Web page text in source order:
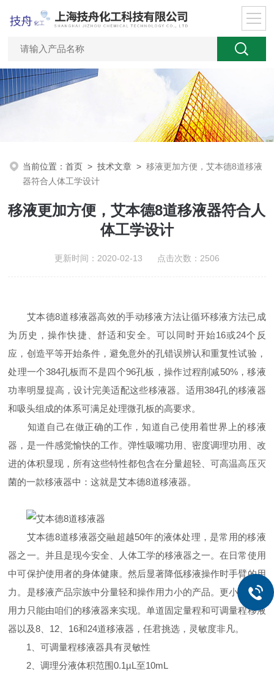
当前位置：首页 >技术文章 >移液更加方便，艾本德8道移液
器符合人体工学设计
移液更加方便，艾本德8道移液器符合人
体工学设计
更新时间：2020-02-13 点击次数：2506
艾本德8道移液器高效的手动移液方法让循环移液方法已成
为历史，操作快捷、舒适和安全。可以同时开始16或24个反
应，创造平等开始条件，避免意外的孔错误辨认和重复性试验，
处理一个384孔板而不是四个96孔板，操作过程削减50%，移液
功率明显提高，设计完美适配这些移液器。适用384孔的移液器
和吸头组成的体系可满足处理微孔板的高要求。
知道自己在做正确的工作，知道自己使用着世界上的移液
器，是一件感觉愉快的工作。弹性吸嘴功用、密度调理功用、改
进的体积显现，所有这些特性都包含在分量超轻、可高温高压灭
菌的一款移液器中：这就是艾本德8道移液器。
艾本德8道移液器交融超越50年的液体处理，是常用的移液
器之一。并且是现今安全、人体工学的移液器之一。在日常使用
中可保护使用者的身体健康。然后显著降低移液操作时手臂的用
力。是移液产品宗族中分量轻和操作用力小的产品。更小的操作
用力只能由咱们的移液器来实现。单道固定量程和可调量程移液
器以及8、12、16和24道移液器，任君挑选，灵敏度非凡。
1、可调量程移液器具有灵敏性
2、调理分液体积范围0.1µL至10mL